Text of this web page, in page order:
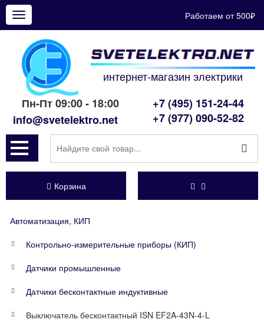
Показать
меню
Работаем от 500₽
интернет-магазин электрики
Пн-Пт 09:00 - 18:00
info@svetelektro.net
+7 (495) 151-24-44
+7 (977) 090-52-82
Корзина
Автоматизация, КИП
Контрольно-измерительные приборы (КИП)
Датчики промышленные
Датчики бесконтактные индуктивные
Выключатель бесконтактный ISN EF2A-43N-4-L